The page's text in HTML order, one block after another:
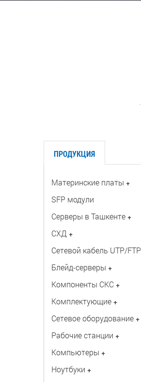
ПРОДУКЦИЯ
Материнские платы +
SFP модули
Серверы в Ташкенте +
СХД +
Сетевой кабель UTP/FTP
Блейд-серверы +
Компоненты СКС +
Комплектующие +
Сетевое оборудование +
Рабочие станции +
Компьютеры +
Ноутбуки +